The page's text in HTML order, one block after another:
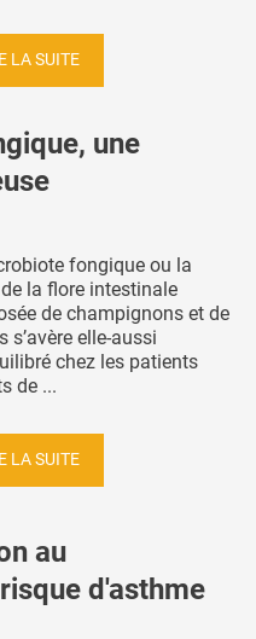
LA SUITE
une
fongique ou la
la flore intestinale
de champignons et de
s’avère elle-aussi
chez les patients
de ...
LA SUITE
au
d'asthme